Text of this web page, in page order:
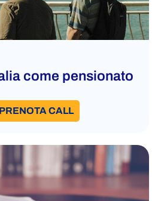
come pensionato
PRENOTA CALL